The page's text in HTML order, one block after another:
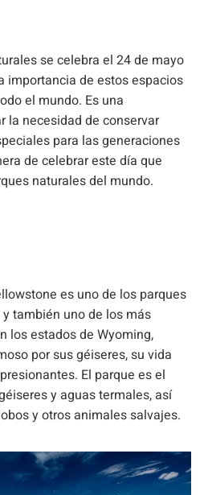
se celebra el 24 de mayo
importancia de estos espacios
el mundo. Es una
la necesidad de conservar
para las generaciones
de celebrar este día que
naturales del mundo.
es uno de los parques
también uno de los más
los estados de Wyoming,
por sus géiseres, su vida
El parque es el
y aguas termales, así
y otros animales salvajes.